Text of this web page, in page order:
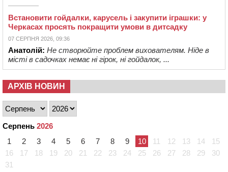
Встановити гойдалки, карусель і закупити іграшки: у
Черкасах просять покращити умови в дитсадку
07 СЕРПНЯ 2026, 09:36
Анатолій: Не створюйте проблем вихователям. Ніде в
місті в садочках немає ні гірок, ні гойдалок, ...
АРХІВ НОВИН
Серпень 2026
1
2 3 4 5 6 7 8 9 10 11 12 13 14
15
16
17 18 19 20 21 22 23 24 25 26 27 28 29
30
31